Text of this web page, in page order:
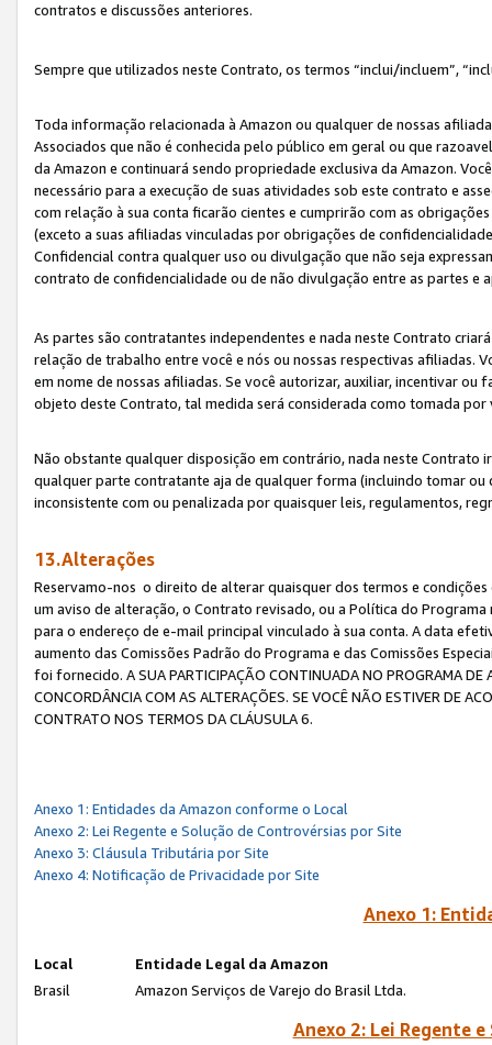
contratos e discussões anteriores.
Sempre que utilizados neste Contrato, os termos “inclui/incluem”,
Toda informação relacionada à Amazon ou qualquer de nossas
Associados que não é conhecida pelo público em geral ou que
da Amazon e continuará sendo propriedade exclusiva da Amazon.
necessário para a execução de suas atividades sob este contrato e
com relação à sua conta ficarão cientes e cumprirão com as
(exceto a suas afiliadas vinculadas por obrigações de
Confidencial contra qualquer uso ou divulgação que não seja
contrato de confidencialidade ou de não divulgação entre as partes e
As partes são contratantes independentes e nada neste Contrato
relação de trabalho entre você e nós ou nossas respectivas afiliadas.
em nome de nossas afiliadas. Se você autorizar, auxiliar, incentivar
objeto deste Contrato, tal medida será considerada como tomada por
Não obstante qualquer disposição em contrário, nada neste
qualquer parte contratante aja de qualquer forma (incluindo tomar ou
inconsistente com ou penalizada por quaisquer leis, regulamentos,
13.Alterações
Reservamo-nos o direito de alterar quaisquer dos termos e
um aviso de alteração, o Contrato revisado, ou a Política do
para o endereço de e-mail principal vinculado à sua conta. A data
aumento das Comissões Padrão do Programa e das Comissões
foi fornecido. A SUA PARTICIPAÇÃO CONTINUADA NO PROGRAMA DE
CONCORDÂNCIA COM AS ALTERAÇÕES. SE VOCÊ NÃO ESTIVER DE
CONTRATO NOS TERMOS DA CLÁUSULA 6.
Anexo 1: Entidades da Amazon conforme o Local
Anexo 2: Lei Regente e Solução de Controvérsias por Site
Anexo 3: Cláusula Tributária por Site
Anexo 4: Notificação de Privacidade por Site
Anexo 1:
Local
Entidade Legal da Amazon
Brasil
Amazon Serviços de Varejo do Brasil Ltda.
Anexo 2: Lei Regente